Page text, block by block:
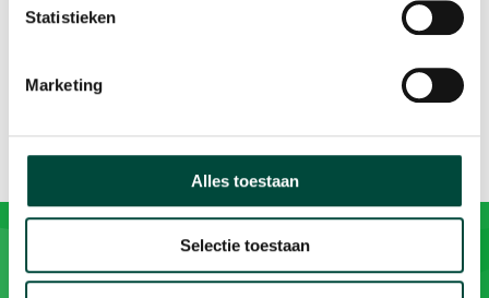
Statistieken
Marketing
Alles toestaan
Selectie toestaan
Narrowcasting scherm Stoptober